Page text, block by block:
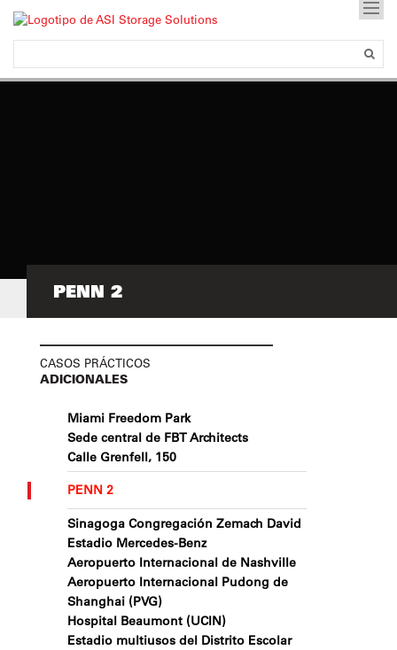
PENN 2
CASOS PRÁCTICOS
ADICIONALES
Miami Freedom Park
Sede central de FBT Architects
Calle Grenfell, 150
PENN 2
Sinagoga Congregación Zemach David
Estadio Mercedes-Benz
Aeropuerto Internacional de Nashville
Aeropuerto Internacional Pudong de
Shanghai (PVG)
Hospital Beaumont (UCIN)
Estadio multiusos del Distrito Escolar